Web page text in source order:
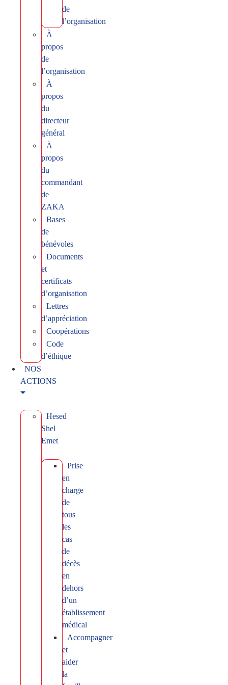
de
l’organisation
À
propos
de
l’organisation
À
propos
du
directeur
général
À
propos
du
commandant
de
ZAKA
Bases
de
bénévoles
Documents
et
certificats
d’organisation
Lettres
d’appréciation
Coopérations
Code
d’éthique
NOS
ACTIONS
Hesed
Shel
Emet
Prise
en
charge
de
tous
les
cas
de
décès
en
dehors
d’un
établissement
médical
Accompagner
et
aider
la